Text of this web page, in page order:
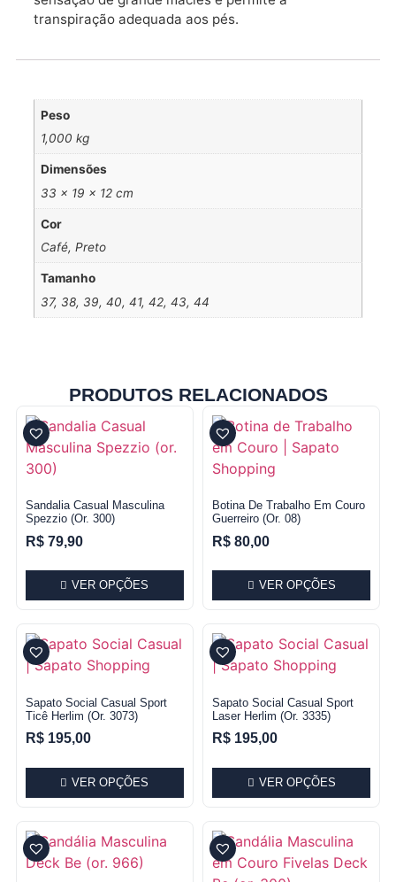
transpiração adequada aos pés.
Peso
1,000 kg
Dimensões
33 × 19 × 12 cm
Cor
Café, Preto
Tamanho
37, 38, 39, 40, 41, 42, 43, 44
PRODUTOS RELACIONADOS
Sandalia Casual Masculina
Spezzio (or. 300)
R$79,90
VER OPÇÕES
Botina De Trabalho Em Couro
Guerreiro (Or. 08)
R$ 80,00
VER OPÇÕES
Sapato Social Casual Sport
Ticê Herlim (or. 3073)
R$195,00
VER OPÇÕES
Sapato Social Casual Sport
Laser Herlim (or. 3335)
R$ 195,00
VER OPÇÕES